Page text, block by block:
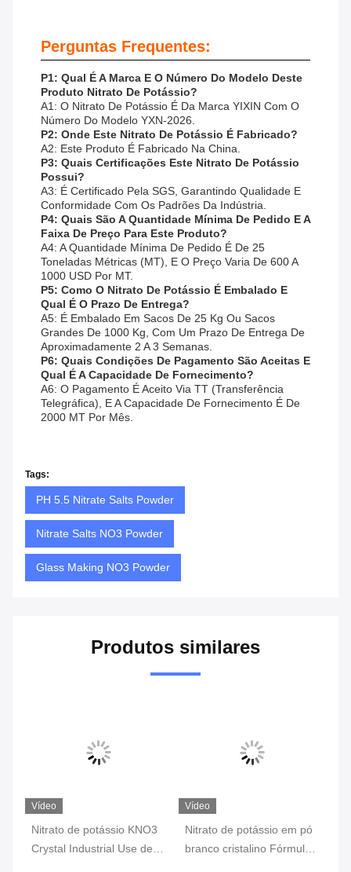
Perguntas Frequentes:
P1: Qual É A Marca E O Número Do Modelo Deste
Produto Nitrato De Potássio?
A1: O Nitrato De Potássio É Da Marca YIXIN Com O
Número Do Modelo YXN-2026.
P2: Onde Este Nitrato De Potássio É Fabricado?
A2: Este Produto É Fabricado Na China.
P3: Quais Certificações Este Nitrato De Potássio
Possui?
A3: É Certificado Pela SGS, Garantindo Qualidade E
Conformidade Com Os Padrões Da Indústria.
P4: Quais São A Quantidade Mínima De Pedido E A
Faixa De Preço Para Este Produto?
A4: A Quantidade Mínima De Pedido É De 25
Toneladas Métricas (MT), E O Preço Varia De 600 A
1000 USD Por MT.
P5: Como O Nitrato De Potássio É Embalado E
Qual É O Prazo De Entrega?
A5: É Embalado Em Sacos De 25 Kg Ou Sacos
Grandes De 1000 Kg, Com Um Prazo De Entrega De
Aproximadamente 2 A 3 Semanas.
P6: Quais Condições De Pagamento São Aceitas E
Qual É A Capacidade De Fornecimento?
A6: O Pagamento É Aceito Via TT (Transferência
Telegráfica), E A Capacidade De Fornecimento É De
2000 MT Por Mês.
Tags:
PH 5.5 Nitrate Salts Powder
Nitrate Salts NO3 Powder
Glass Making NO3 Powder
Produtos similares
KNO3
Nitrato de potássio em pó
branco cristalino Fórmula
Cristal de nitrato de
potássio de grau industrial